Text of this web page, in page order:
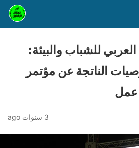
العربي للشباب والبيئة:
الناتجة عن مؤتمر
عمل
3 سنوات ago